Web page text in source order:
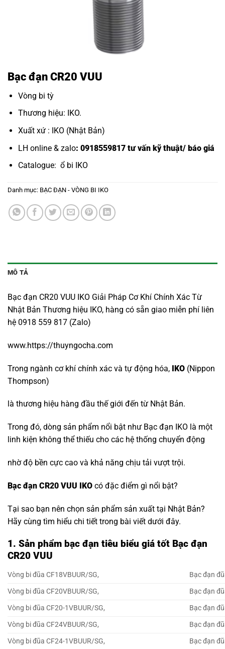
Bạc đạn CR20 VUU
Vòng bi tỳ
Thương hiệu: IKO.
Xuất xứ : IKO (Nhật Bản)
LH online & zalo: 0918559817 tư vấn kỹ thuật/ báo giá
Catalogue: ổ bi IKO
Danh mục: BẠC ĐẠN - VÒNG BI IKO
MÔ TẢ
Bạc đạn CR20 VUU IKO Giải Pháp Cơ Khí Chính Xác Từ
Nhật Bản Thương hiệu IKO, hàng có sẵn giao miễn phí liên
hệ 0918 559 817 (Zalo)
www.https://thuyngocha.com
Trong ngành cơ khí chính xác và tự động hóa, IKO (Nippon
Thompson)
là thương hiệu hàng đầu thế giới đến từ Nhật Bản.
Trong đó, dòng sản phẩm nổi bật như Bạc đạn IKO là một
linh kiện không thể thiếu cho các hệ thống chuyển động
nhờ độ bền cực cao và khả năng chịu tải vượt trội.
Bạc đạn CR20 VUU IKO có đặc điểm gì nổi bật?
Tại sao bạn nên chọn sản phẩm sản xuất tại Nhật Bản?
Hãy cùng tìm hiểu chi tiết trong bài viết dưới đây.
1. Sản phẩm bạc đạn tiêu biểu giá tốt Bạc đạn
CR20 VUU
Vòng bi đũa CF18VBUUR/SG,
Bạc đạn
Vòng bi đũa CF20VBUUR/SG,
Bạc đạn
Vòng bi đũa CF20-1VBUUR/SG,
Bạc đạn
Vòng bi đũa CF24VBUUR/SG,
Bạc đạn
Vòng bi đũa CF24-1VBUUR/SG,
Bạc đạn